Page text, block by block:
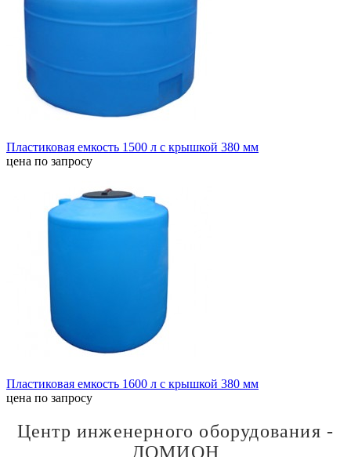
Пластиковая емкость 1500 л с крышкой 380 мм
цена по запросу
Пластиковая емкость 1600 л с крышкой 380 мм
цена по запросу
Центр инженерного оборудования -
ДОМИОН